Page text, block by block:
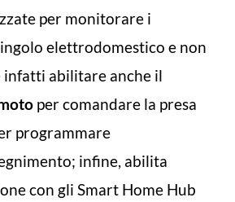
per monitorare i
elettrodomestico e non
infatti abilitare anche il
per comandare la presa
programmare
infine, abilita
con gli Smart Home Hub